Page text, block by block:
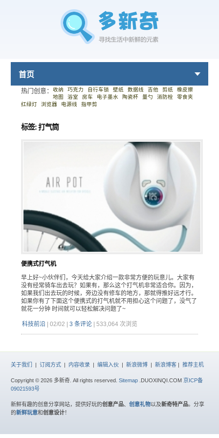
首页
热门创意： 收纳 巧克力 自行车锁 壁纸 数据线 吉他 剪纸
橡皮擦
地图
浴室 房车 电子墨水 陶瓷杯 量勺 消防栓
零食夹
红绿灯
浏览器 电源线 指甲剪
标签: 打气筒
便携式打气机
早上好~小伙伴们，今天给大家介绍一款非常方便的玩意儿。大家有
没有经常骑车出去玩？如果有，那么这个打气机非常适合你。因为，
如果我们出去玩的时候，旁边没有修车的地方，那就得推好远才行。
如果你有了下面这个便携式的打气机就不用担心这个问题了，没气了
就花一分钟 时间就可以轻松解决问题了~
科技前沿| 02/02 3 条评论| 533,064 次浏览
关于我们 |订阅方式 内容收录 |编辑入伙 |新浪微博 |新浪博客 |推荐主机
Copyright © 2026 多新奇. All rights reserved.Sitemap .DUOXINQI.COM 京ICP备
09021593号
新鲜有趣的创意分享网站，提供好玩的创意产品、创意礼物以及新奇特产品。分享
的新鲜玩意和创意设计！